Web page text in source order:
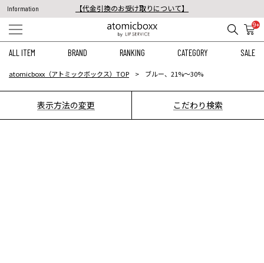
Information
【代金引換のお受け取りについて】
税込11,000円以上のご注文で送料無料！
9+
ALL ITEM BRAND RANKING CATEGORY SALE
atomicboxx（アトミックボックス）TOP ブルー、21%〜30%
表示方法の変更 こだわり検索